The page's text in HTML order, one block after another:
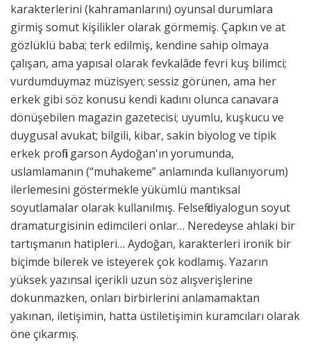
karakterlerini (kahramanlarını) oyunsal durumlara
girmiş somut kişilikler olarak görmemiş. Çapkın ve at
gözlüklü baba; terk edilmiş, kendine sahip olmaya
çalışan, ama yapısal olarak fevkalâde fevri kuş bilimci;
vurdumduymaz müzisyen; sessiz görünen, ama her
erkek gibi söz konusu kendi kadını olunca canavara
dönüşebilen magazin gazetecisi; uyumlu, kuşkucu ve
duygusal avukat; bilgili, kibar, sakin biyolog ve tipik
erkek profili garson Aydoğan'ın yorumunda,
uslamlamanın (“muhakeme” anlamında kullanıyorum)
ilerlemesini göstermekle yükümlü mantıksal
soyutlamalar olarak kullanılmış. Felsefi diyalogun soyut
dramaturgisinin edimcileri onlar… Neredeyse ahlaki bir
tartışmanın hatipleri… Aydoğan, karakterleri ironik bir
biçimde bilerek ve isteyerek çok kodlamış. Yazarın
yüksek yazınsal içerikli uzun söz alışverişlerine
dokunmazken, onları birbirlerini anlamamaktan
yakınan, iletişimin, hatta üstiletişimin kuramcıları olarak
öne çıkarmış.